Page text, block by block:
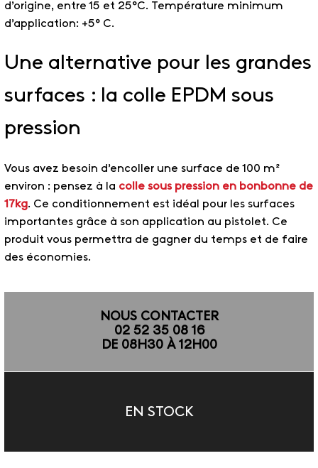
d’origine, entre 15 et 25°C. Température minimum
d’application: +5° C.
Une alternative pour les grandes
surfaces : la colle EPDM sous
pression
Vous avez besoin d’encoller une surface de 100 m²
environ : pensez à la colle sous pression en bonbonne de
17kg. Ce conditionnement est idéal pour les surfaces
importantes grâce à son application au pistolet. Ce
produit vous permettra de gagner du temps et de faire
des économies.
NOUS CONTACTER
02 52 35 08 16
DE 08H30 À 12H00
EN STOCK